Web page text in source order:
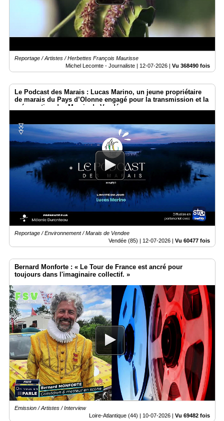
Reportage / Artistes / Herbettes François Maurisse
Michel Lecomte - Journaliste | 12-07-2026 | Vu 368490 fois
Le Podcast des Marais : Lucas Marino, un jeune propriétaire
de marais du Pays d’Olonne engagé pour la transmission et la
préservation des Marais de Vendée
Reportage / Environnement / Marais de Vendee
Vendée (85) | 12-07-2026 | Vu 60477 fois
Bernard Monforte : « Le Tour de France est ancré pour
toujours dans l'imaginaire collectif. »
Emission / Artistes / Interview
Loire-Atlantique (44) | 10-07-2026 Vu 69482 fois